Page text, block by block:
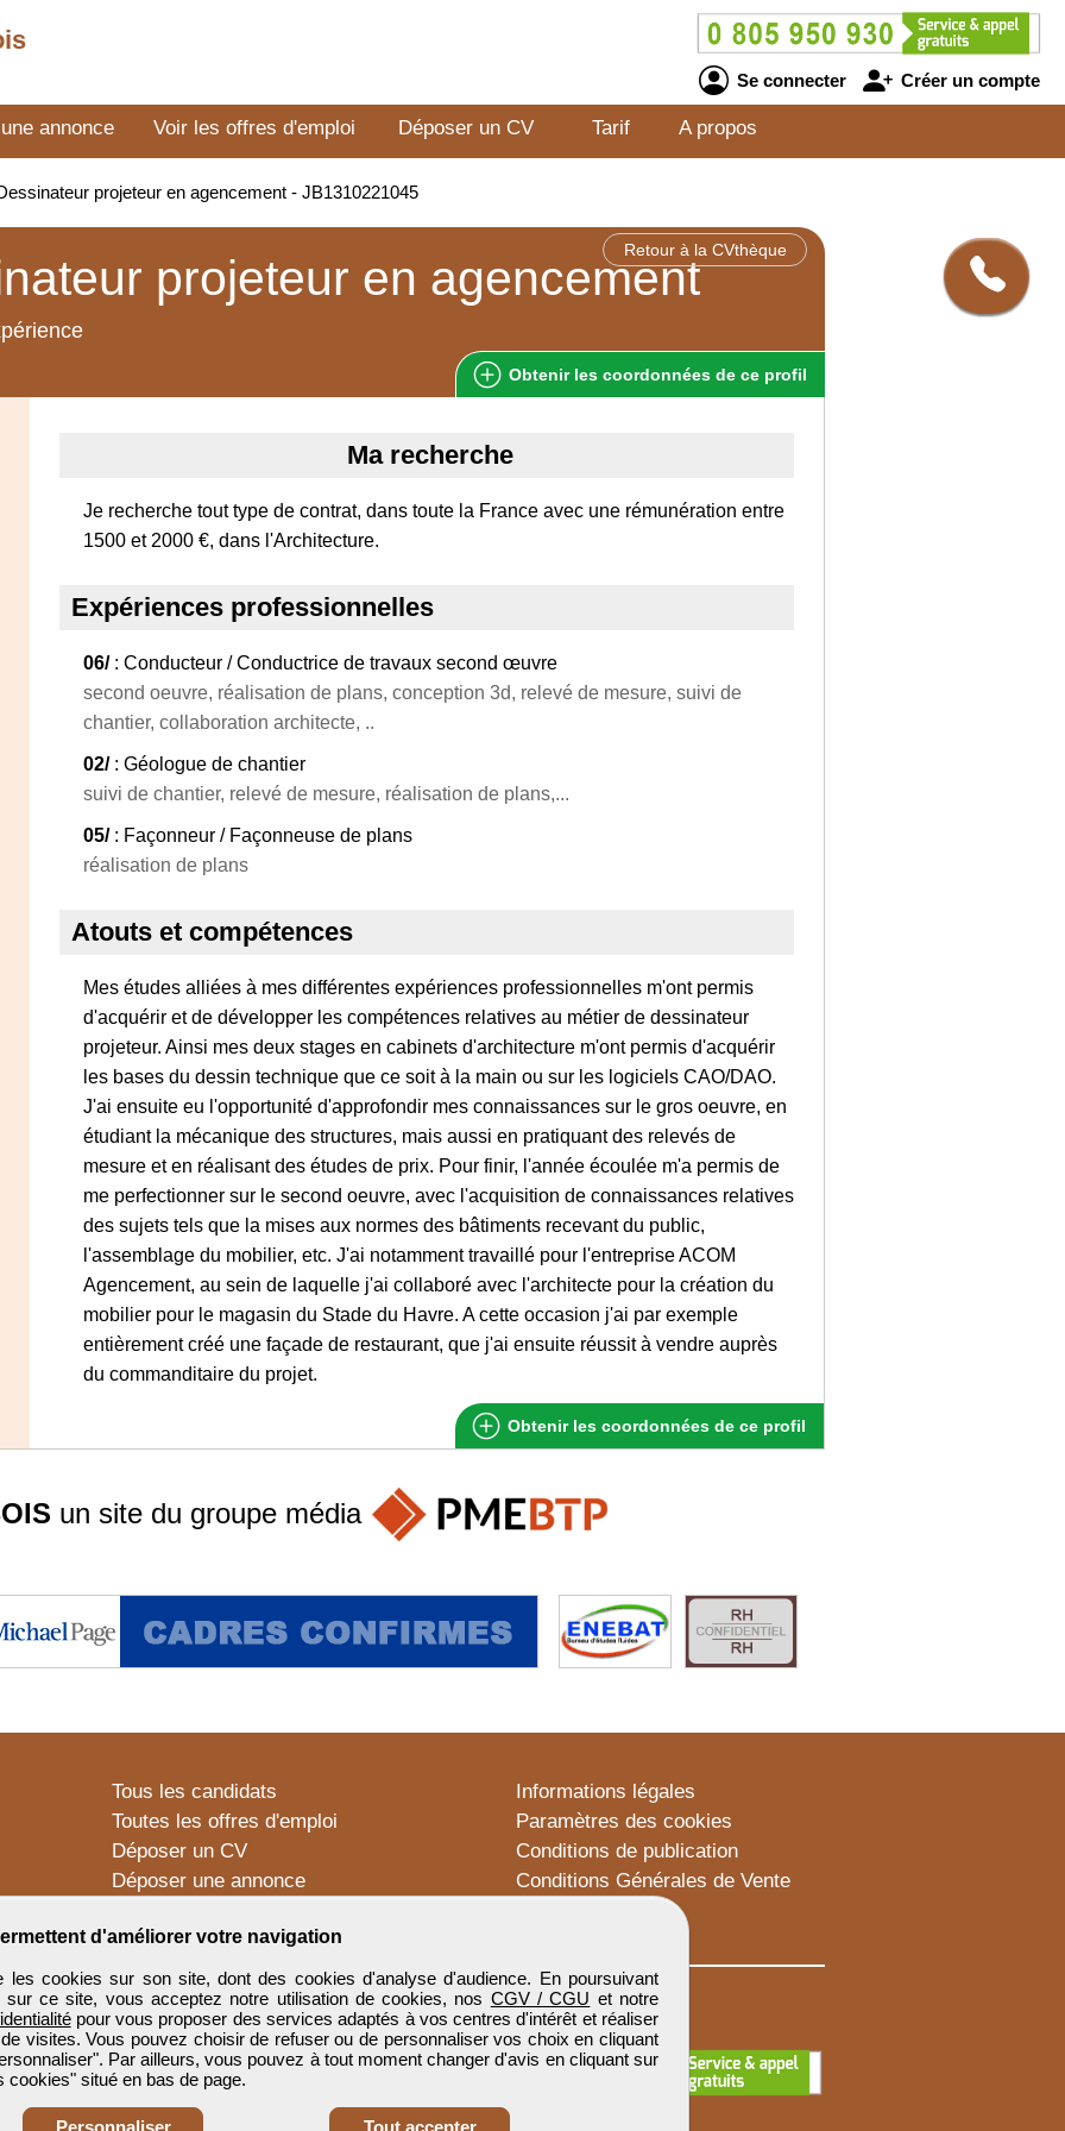
Se connecter Créer un compte
annonce Voir les offres d'emploi Déposer un CV Tarif A propos
projeteur en agencement - JB1310221045
Retour à la CVthèque
projeteur en agencement
Obtenir les coordonnées de ce profil
Ma recherche
Je recherche tout type de contrat, dans toute la France avec une rémunération entre
1500 et 2000 €, dans l'Architecture.
Expériences professionnelles
06/: Conducteur / Conductrice de travaux second œuvre
second oeuvre, réalisation de plans, conception 3d, relevé de mesure, suivi de
chantier, collaboration architecte, ..
02/: Géologue de chantier
suivi de chantier, relevé de mesure, réalisation de plans,...
05/: Façonneur / Façonneuse de plans
réalisation de plans
Atouts et compétences
Mes études alliées à mes différentes expériences professionnelles m'ont permis
d'acquérir et de développer les compétences relatives au métier de dessinateur
projeteur. Ainsi mes deux stages en cabinets d'architecture m'ont permis d'acquérir
les bases du dessin technique que ce soit à la main ou sur les logiciels CAO/DAO.
J'ai ensuite eu l'opportunité d'approfondir mes connaissances sur le gros oeuvre, en
étudiant la mécanique des structures, mais aussi en pratiquant des relevés de
mesure et en réalisant des études de prix. Pour finir, l'année écoulée m'a permis de
me perfectionner sur le second oeuvre, avec l'acquisition de connaissances relatives
des sujets tels que la mises aux normes des bâtiments recevant du public,
l'assemblage du mobilier, etc. J'ai notamment travaillé pour l'entreprise ACOM
Agencement, au sein de laquelle j'ai collaboré avec l'architecte pour la création du
mobilier pour le magasin du Stade du Havre. A cette occasion j'ai par exemple
entièrement créé une façade de restaurant, que j'ai ensuite réussit à vendre auprès
du commanditaire du projet.
Obtenir les coordonnées de ce profil
d'améliorer votre navigation
les cookies sur son site, dont des cookies d'analyse d'audience. En poursuivant
sur ce site, vous acceptez notre utilisation de cookies, nos CGV / CGU et notre
pour vous proposer des services adaptés à vos centres d'intérêt et réaliser
visites. Vous pouvez choisir de refuser ou de personnaliser vos choix en cliquant
Par ailleurs, vous pouvez à tout moment changer d'avis en cliquant sur
cookies" situé en bas de page.
Personnaliser Tout accepter
un site du groupe média
Tous les candidats
Toutes les offres d'emploi
Déposer un CV
Déposer une annonce
Informations légales
Paramètres des cookies
Conditions de publication
Conditions Générales de Vente